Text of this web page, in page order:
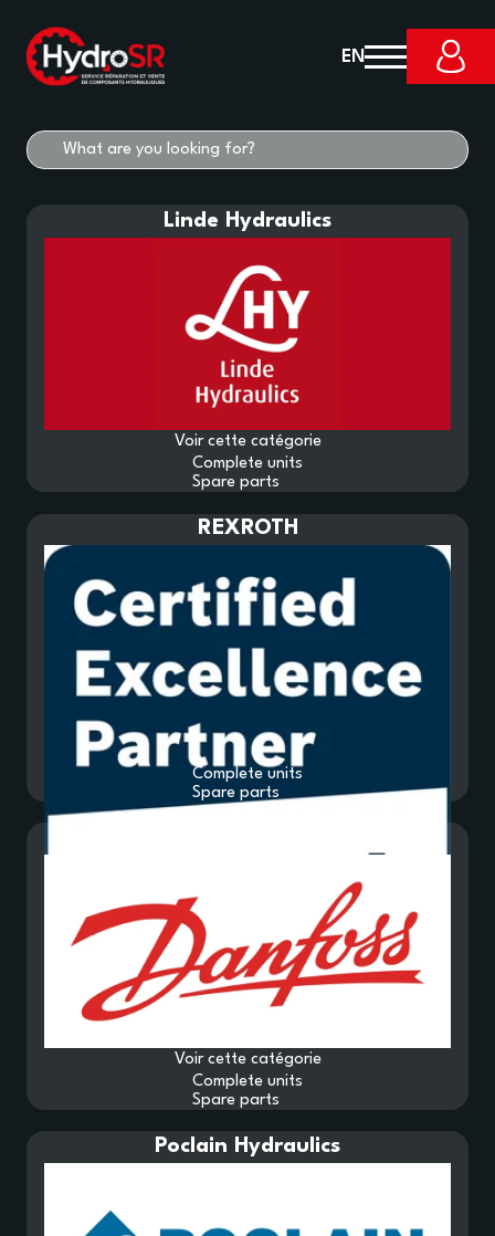
EN
Linde Hydraulics
Voir cette catégorie
Complete units
Spare parts
REXROTH
Complete units
Spare parts
Voir cette catégorie
Complete units
Spare parts
Poclain Hydraulics